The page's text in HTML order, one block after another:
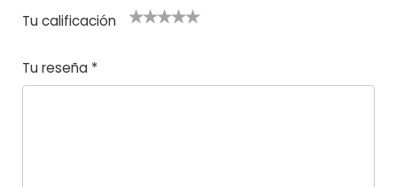
Tu calificación
e
5
las
s
Tu reseña *